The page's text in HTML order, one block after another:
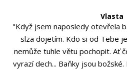
Vlasta
"Když jsem naposledy otevřela
slza dojetím. Kdo si od Tebe
nemůže tuhle větu pochopit. Ať
vyrazí dech... Baňky jsou